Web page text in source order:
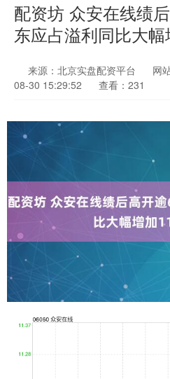
配资坊 众安在线绩
东应占溢利同比大
来源：北京实盘配资平台 网
08-30 15:29:52
查看：231